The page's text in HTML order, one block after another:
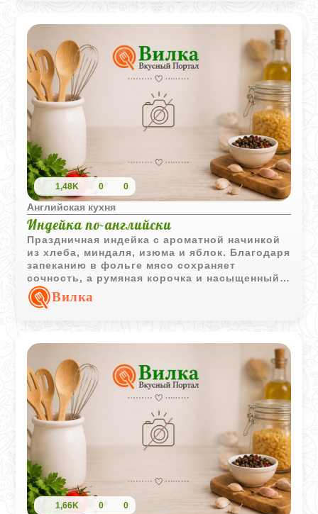
1,48K 0 0
Английская кухня
Индейка по-английски
Праздничная индейка с ароматной начинкой
из хлеба, миндаля, изюма и яблок. Благодаря
запеканию в фольге мясо сохраняет
сочность, а румяная корочка и насыщенный
аромат специй делают блюдо особенно
эффектным.
Вилка
1,66K 0 0